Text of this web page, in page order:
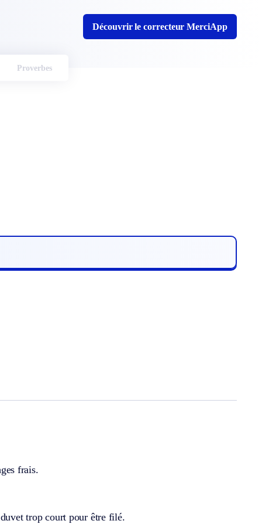
Découvrir le correcteur MerciApp
Proverbes
frais.
trop court pour être filé.